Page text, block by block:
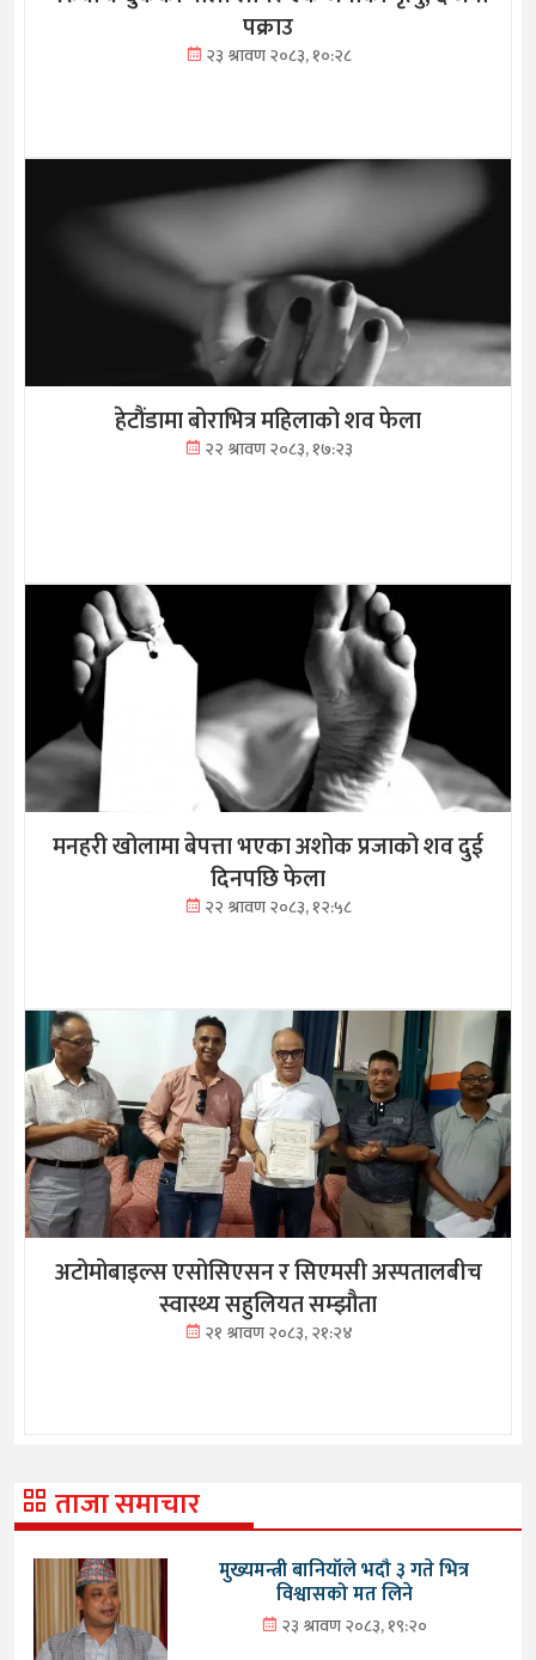
पक्राउ
२३ श्रावण २०८३, १०:२८
हेटौंडामा बोराभित्र महिलाको शव फेला
२२ श्रावण २०८३, १७:२३
मनहरी खोलामा बेपत्ता भएका अशोक प्रजाको शव दुई
दिनपछि फेला
२२ श्रावण २०८३, १२:५८
अटोमोबाइल्स एसोसिएसन र सिएमसी अस्पतालबीच
स्वास्थ्य सहुलियत सम्झौता
२१ श्रावण २०८३, २१:२४
ताजा समाचार
मुख्यमन्त्री बानियाँले भदौ ३ गते भित्र
विश्वासको मत लिने
२३ श्रावण २०८३, १९:२०